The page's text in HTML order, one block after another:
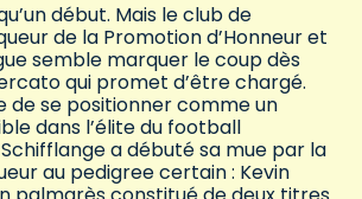
début. Mais le club de
de la Promotion d’Honneur et
semble marquer le coup dès
qui promet d’être chargé.
de se positionner comme un
dans l’élite du football
a débuté sa mue par la
au pedigree certain : Kevin